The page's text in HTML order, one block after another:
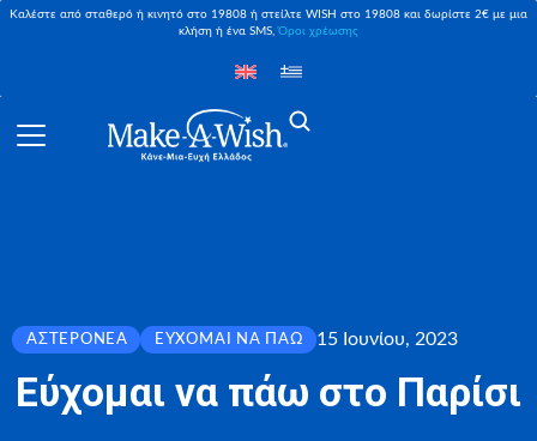
Καλέστε από σταθερό ή κινητό στο 19808 ή στείλτε WISH στο 19808 και δωρίστε 2€ με μια
κλήση ή ένα SMS,Όροι χρέωσης
ΑΣΤΕΡΟΝΈΑ ΕΎΧΟΜΑΙ ΝΑ ΠΆΩ 15 Ιουνίου, 2023
Εύχομαι να πάω στο Παρίσι